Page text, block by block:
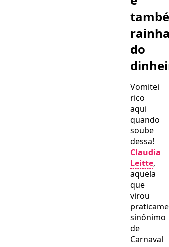
do
Vomitei
rico
aqui
quando
soube
dessa!
Claudia
Leitte,
aquela
que
virou
sinônimo
de
Carnaval